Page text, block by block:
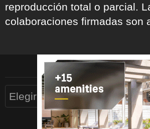
reproducción total o parcial.
colaboraciones firmadas son
ARCHIVOS
Archivos